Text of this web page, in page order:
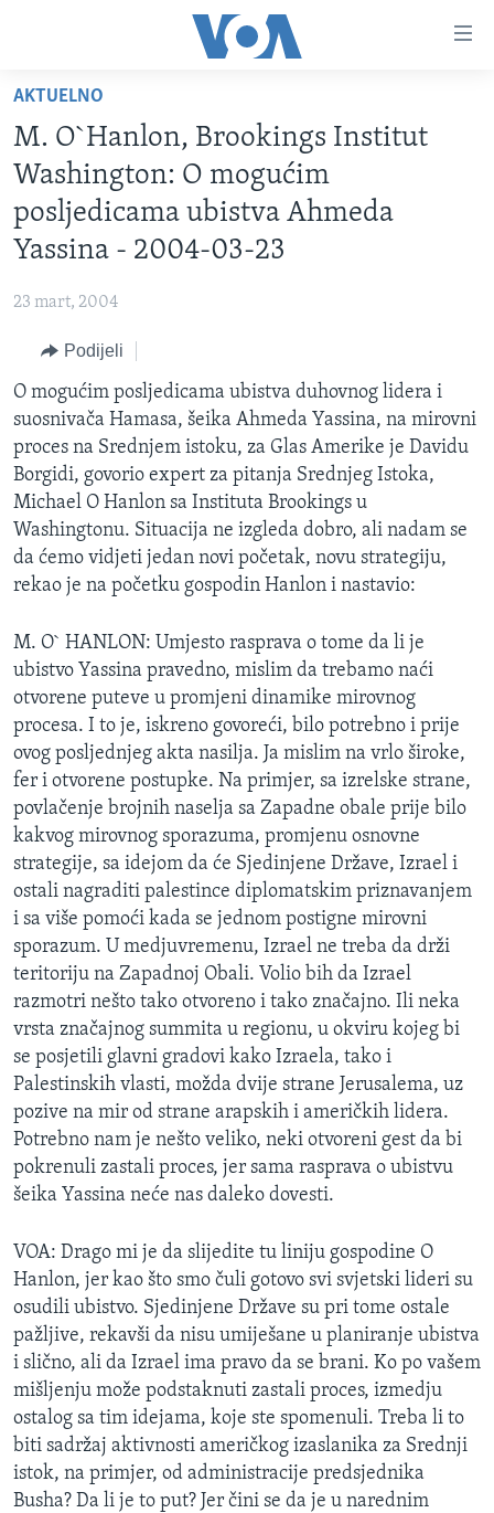
glavni
sadržaj
Pređi
glavnu
navigaciju
na
VIDEO
FOTOGRAFIJE DANA
VIJESTI
SVIJET
SPECIJALNI PROJEKTI
KORUPCIJA
SLOBODA MEDIJA
ŽENSKA STRANA
IZBJEGLIČKA STRANA
MAGAZIN
O GLASU AMERIKE
PRATITE NAS
Jezici
AKTUELNO
M. O`Hanlon, Brookings Institut
Washington: O mogućim
posljedicama ubistva Ahmeda
Yassina - 2004-03-23
23 mart, 2004
Podijeli
O mogućim posljedicama ubistva duhovnog lidera i
suosnivača Hamasa, šeika Ahmeda Yassina, na mirovni
proces na Srednjem istoku, za Glas Amerike je Davidu
Borgidi, govorio expert za pitanja Srednjeg Istoka,
Michael O Hanlon sa Instituta Brookings u
Washingtonu. Situacija ne izgleda dobro, ali nadam se
da ćemo vidjeti jedan novi početak, novu strategiju,
rekao je na početku gospodin Hanlon i nastavio:
M. O` HANLON: Umjesto rasprava o tome da li je
ubistvo Yassina pravedno, mislim da trebamo naći
otvorene puteve u promjeni dinamike mirovnog
procesa. I to je, iskreno govoreći, bilo potrebno i prije
ovog posljednjeg akta nasilja. Ja mislim na vrlo široke,
fer i otvorene postupke. Na primjer, sa izrelske strane,
povlačenje brojnih naselja sa Zapadne obale prije bilo
kakvog mirovnog sporazuma, promjenu osnovne
strategije, sa idejom da će Sjedinjene Države, Izrael i
ostali nagraditi palestince diplomatskim priznavanjem
i sa više pomoći kada se jednom postigne mirovni
sporazum. U medjuvremenu, Izrael ne treba da drži
teritoriju na Zapadnoj Obali. Volio bih da Izrael
razmotri nešto tako otvoreno i tako značajno. Ili neka
vrsta značajnog summita u regionu, u okviru kojeg bi
se posjetili glavni gradovi kako Izraela, tako i
Palestinskih vlasti, možda dvije strane Jerusalema, uz
pozive na mir od strane arapskih i američkih lidera.
Potrebno nam je nešto veliko, neki otvoreni gest da bi
pokrenuli zastali proces, jer sama rasprava o ubistvu
šeika Yassina neće nas daleko dovesti.
VOA: Drago mi je da slijedite tu liniju gospodine O
Hanlon, jer kao što smo čuli gotovo svi svjetski lideri su
osudili ubistvo. Sjedinjene Države su pri tome ostale
pažljive, rekavši da nisu umiješane u planiranje ubistva
i slično, ali da Izrael ima pravo da se brani. Ko po vašem
mišljenju može podstaknuti zastali proces, izmedju
ostalog sa tim idejama, koje ste spomenuli. Treba li to
biti sadržaj aktivnosti američkog izaslanika za Srednji
istok, na primjer, od administracije predsjednika
Busha? Da li je to put? Jer čini se da je u narednim